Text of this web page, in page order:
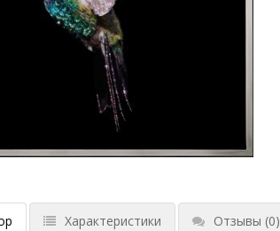
Характеристики Отзывы (0)